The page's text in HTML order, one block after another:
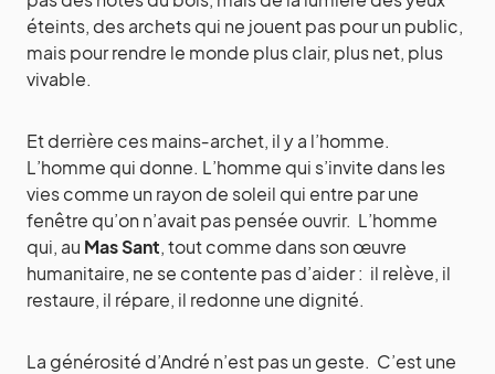
éteints, des archets qui ne jouent pas pour un public,
mais pour rendre le monde plus clair, plus net, plus
vivable.
Et derrière ces mains‑archet, il y a l’homme.
L’homme qui donne. L’homme qui s’invite dans les
vies comme un rayon de soleil qui entre par une
fenêtre qu’on n’avait pas pensée ouvrir. L’homme
qui, au Mas Sant, tout comme dans son œuvre
humanitaire, ne se contente pas d’aider : il relève, il
restaure, il répare, il redonne une dignité.
La générosité d’André n’est pas un geste. C’est une